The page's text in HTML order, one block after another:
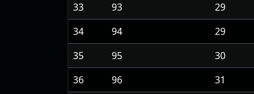
33
93 29
34
94 29
35
95 30
36
96 31